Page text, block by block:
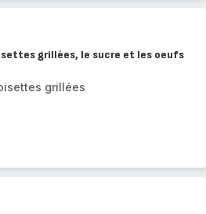
grillées, le sucre et les oeufs
grillées